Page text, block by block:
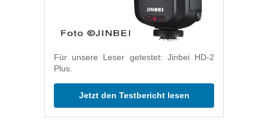
Für unsere Leser getestet: Jinbei HD-2
Plus.
Jetzt den Testbericht lesen